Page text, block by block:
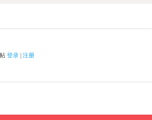
登录 | 注册